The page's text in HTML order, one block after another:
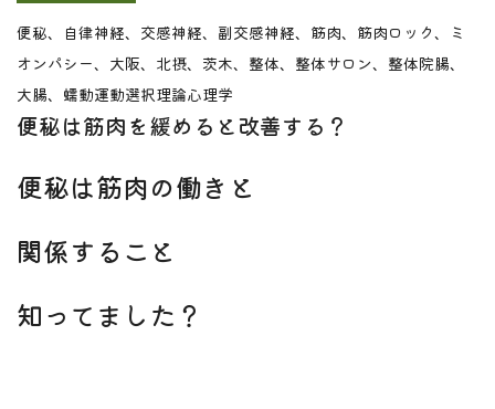
便秘、自律神経、交感神経、副交感神経、筋肉、筋肉ロック、ミ
オンパシー、大阪、北摂、茨木、整体、整体サロン、整体院腸、
大腸、蠕動運動選択理論心理学
便秘は筋肉を緩めると改善する？
便秘は筋肉の働きと
関係すること
知ってました？